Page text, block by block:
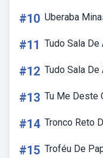
#10 Uberaba
#11 Tudo Sala
#12 Tudo Sala De
#13 Tu Me Deste
#14 Tronco Reto
#15 Troféu De